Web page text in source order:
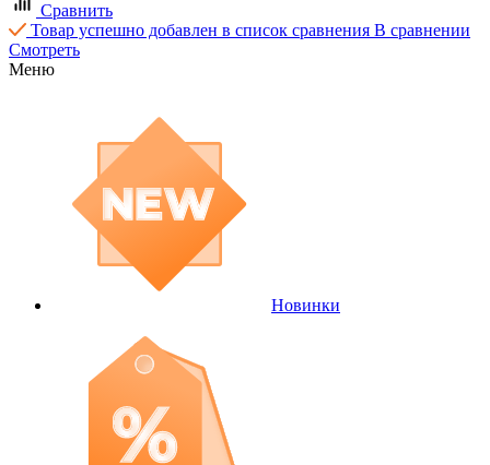
Сравнить
Товар успешно добавлен в список сравнения В сравнении
Смотреть
Меню
Новинки